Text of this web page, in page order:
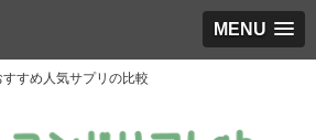
MENU
すすめ人気サプリの比較